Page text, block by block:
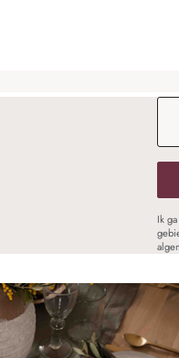
E-
Ik